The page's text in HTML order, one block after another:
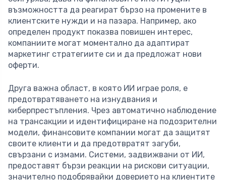
възможността да реагират бързо на промените в
клиентските нужди и на пазара. Например, ако
определен продукт показва повишен интерес,
компаниите могат моментално да адаптират
маркетинг стратегиите си и да предложат нови
оферти.
Друга важна област, в която ИИ играе роля, е
предотвратяването на изнудвания и
киберпрестъпления. Чрез автоматично наблюдение
на трансакции и идентифициране на подозрителни
модели, финансовите компании могат да защитят
своите клиенти и да предотвратят загуби,
свързани с измами. Системи, задвижвани от ИИ,
предоставят бързи реакции на рискови ситуации,
значително подобрявайки доверието на клиентите